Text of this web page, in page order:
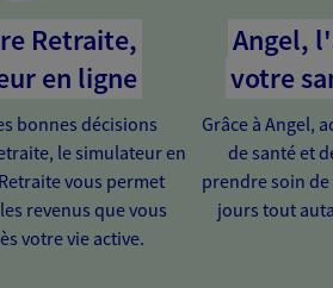
Retraite,
en ligne
bonnes décisions
le simulateur en
vous permet
revenus que vous
votre vie active.
Angel,
votre
Grâce à Angel,
de santé et
prendre soin de
jours tout